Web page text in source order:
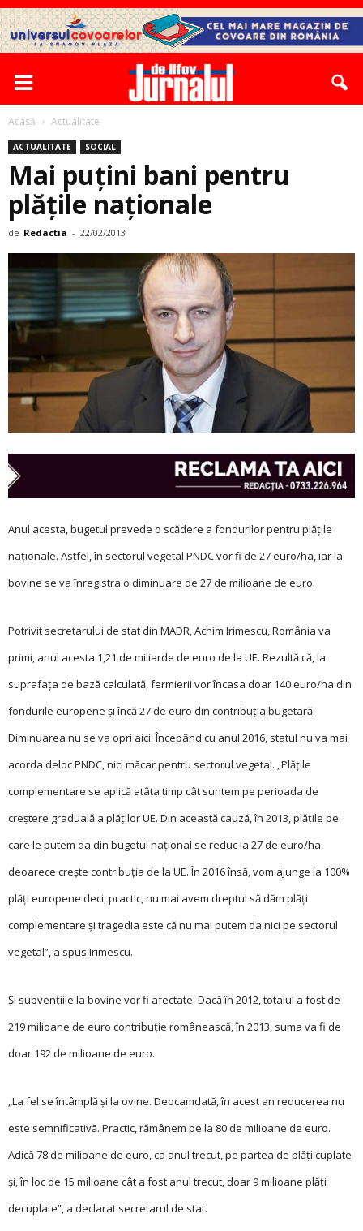
Acasă Actualitate
ACTUALITATE SOCIAL
Mai puțini bani pentru
plățile naționale
de Redactia - 22/02/2013
Anul acesta, bugetul prevede o scădere a fondurilor pentru plățile
naționale. Astfel, în sectorul vegetal PNDC vor fi de 27 euro/ha, iar la
bovine se va înregistra o diminuare de 27 de milioane de euro.
Potrivit secretarului de stat din MADR, Achim Irimescu, România va
primi, anul acesta 1,21 de miliarde de euro de la UE. Rezultă că, la
suprafața de bază calculată, fermierii vor încasa doar 140 euro/ha din
fondurile europene și încă 27 de euro din contribuția bugetară.
Diminuarea nu se va opri aici. Începând cu anul 2016, statul nu va mai
acorda deloc PNDC, nici măcar pentru sectorul vegetal. „Plățile
complementare se aplică atâta timp cât suntem pe perioada de
creștere graduală a plăților UE. Din această cauză, în 2013, plățile pe
care le putem da din bugetul național se reduc la 27 de euro/ha,
deoarece crește contribuția de la UE. În 2016 însă, vom ajunge la 100%
plăți europene deci, practic, nu mai avem dreptul să dăm plăți
complementare și tragedia este că nu mai putem da nici pe sectorul
vegetal”, a spus Irimescu.
Și subvențiile la bovine vor fi afectate. Dacă în 2012, totalul a fost de
219 milioane de euro contribuție românească, în 2013, suma va fi de
doar 192 de milioane de euro.
„La fel se întâmplă și la ovine. Deocamdată, în acest an reducerea nu
este semnificativă. Practic, rămânem pe la 80 de milioane de euro.
Adică 78 de milioane de euro, ca anul trecut, pe partea de plăți cuplate
și, în loc de 15 milioane cât a fost anul trecut, doar 9 milioane plăți
decuplate”, a declarat secretarul de stat.